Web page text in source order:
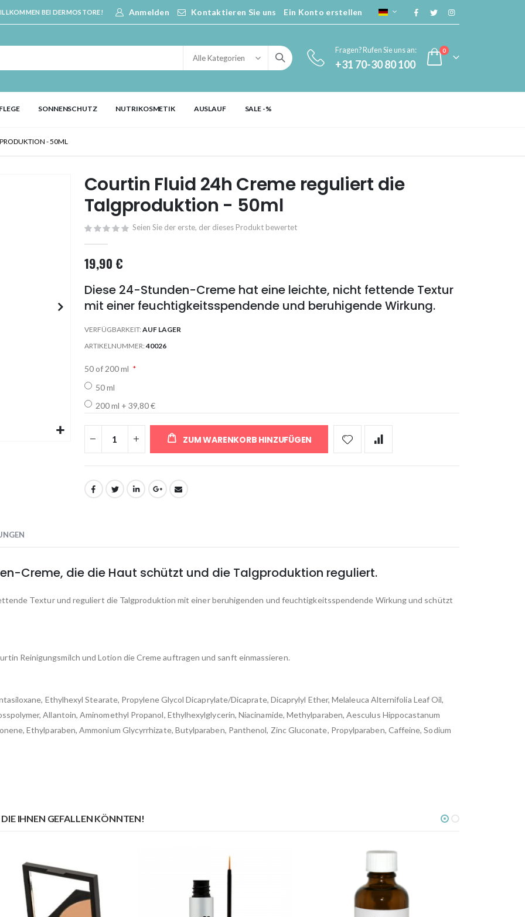
BEI DERMOSTORE! Anmelden Kontaktieren Sie uns Ein Konto erstellen SPRACHE
Fragen? Rufen Sie uns an:
+31 70-30 80 100 Cart
0Artikel
SONNENSCHUTZ NUTRIKOSMETIK AUSLAUF SALE -%
- 50ML
Courtin Fluid 24h Creme reguliert die
Talgproduktion - 50ml
Seien Sie der erste, der dieses Produkt bewertet
19,90 €
Diese 24-Stunden-Creme hat eine leichte, nicht fettende Textur
mit einer feuchtigkeitsspendende und beruhigende Wirkung.
VERFÜGBARKEIT: AUF LAGER
ARTIKELNUMMER 40026
50 of 200 ml
50 ml
200 ml +39,80 €
ZUM WARENKORB HINZUFÜGEN
Creme, die die Haut schützt und die Talgproduktion reguliert.
Textur und reguliert die Talgproduktion mit einer beruhigenden und feuchtigkeitsspendende Wirkung und schützt
Reinigungsmilch und Lotion die Creme auftragen und sanft einmassieren.
Ethylhexyl Stearate, Propylene Glycol Dicaprylate/Dicaprate, Dicaprylyl Ether, Melaleuca Alternifolia Leaf Oil,
Allantoin, Aminomethyl Propanol, Ethylhexylglycerin, Niacinamide, Methylparaben, Aesculus Hippocastanum
Ethylparaben, Ammonium Glycyrrhizate, Butylparaben, Panthenol, Zinc Gluconate, Propylparaben, Caffeine, Sodium
IHNEN GEFALLEN KÖNNTEN!